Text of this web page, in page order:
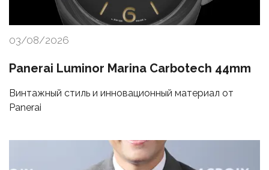
03/08/2026
Panerai Luminor Marina Carbotech 44mm
Винтажный стиль и инновационный материал от
Panerai